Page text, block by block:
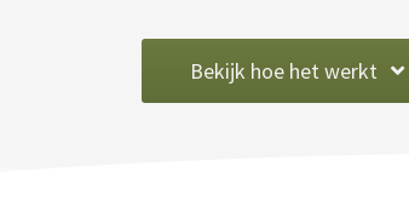
Bekijk hoe het werkt